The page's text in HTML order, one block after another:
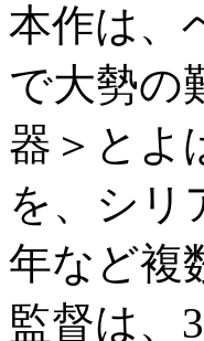
本作は、
で大勢の
器＞とよ
を、シリ
年など複
監督は、